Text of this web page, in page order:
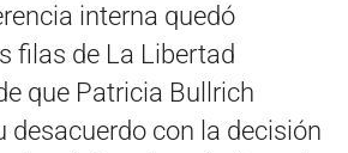
interna quedó
filas de La Libertad
que Patricia Bullrich
desacuerdo con la decisión